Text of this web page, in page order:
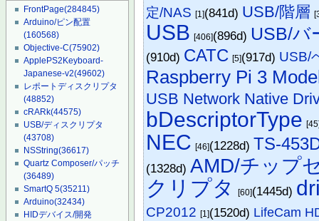
FrontPage(284845)
Arduino/ピン配置
(160568)
Objective-C(75902)
ApplePS2Keyboard-
Japanese-v2(49602)
レポートディスクリプタ
(48852)
cRARk(44575)
USB/ディスクリプタ
(43708)
NSString(36617)
Quartz Composer/パッチ
(36489)
SmartQ 5(35211)
Arduino(32434)
HIDデバイス/開発
定/NAS [1](841d) USB/階層
USB [406](896d) USB/バ
(910d) CATC [5](917d) USB/
Raspberry Pi 3
USB Network Native
bDescriptorType
NEC [46](1228d) TS-
(1328d)AMD/チップ
クリプタ [60](1445d)
CP2012 [1](1520d) LifeCam